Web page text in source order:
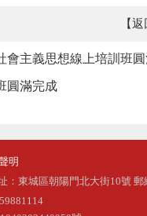
【
會主義思想線上培訓班
圓滿完成